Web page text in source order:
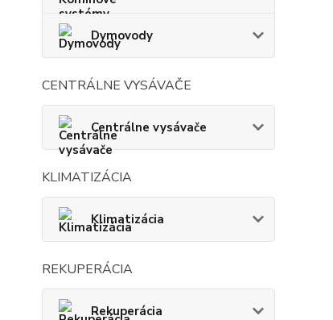
Dymovody
CENTRÁLNE VYSÁVAČE
Centrálne vysávače
KLIMATIZÁCIA
Klimatizácia
REKUPERÁCIA
Rekuperácia